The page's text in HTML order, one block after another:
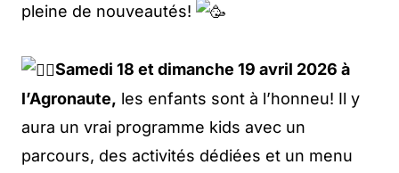
pleine de nouveautés!
Samedi 18 et dimanche 19 avril 2026 à
l’Agronaute, les enfants sont à l’honneu! Il y
aura un vrai programme kids avec un
parcours, des activités dédiées et un menu